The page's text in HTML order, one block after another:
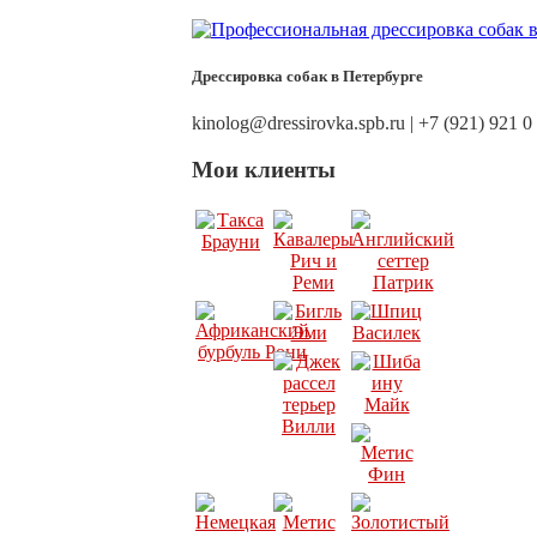
Дрессировка собак в Петербурге
kinolog@dressirovka.spb.ru | +7 (921) 921 0
Мои клиенты